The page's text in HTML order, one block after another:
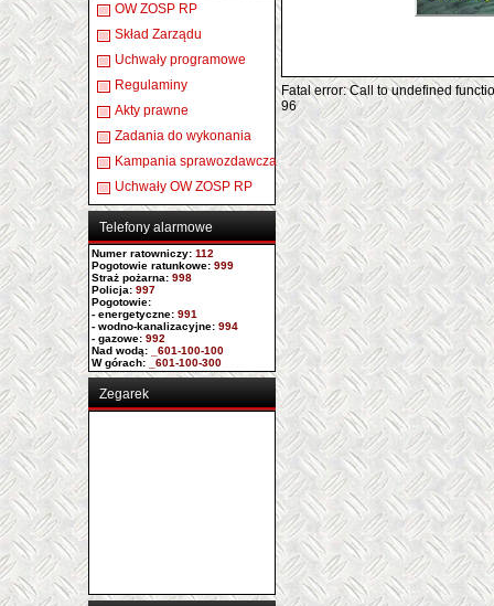
OW ZOSP RP
Skład Zarządu
Uchwały programowe
Regulaminy
Akty prawne
Zadania do wykonania
Kampania sprawozdawcza
Uchwały OW ZOSP RP
Telefony alarmowe
Numer ratowniczy: 112
Pogotowie ratunkowe: 999
Straż pożarna: 998
Policja: 997
Pogotowie:
- energetyczne: 991
- wodno-kanalizacyjne: 994
- gazowe: 992
Nad wodą: _601-100-100
W górach: _601-100-300
Zegarek
Fatal error: Call to undefined
96